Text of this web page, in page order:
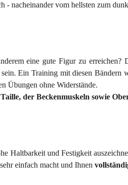
- nacheinander vom hellsten zum
eine gute Figur zu
Ein Training mit diesen Bändern
Übungen ohne Widerstände.
der Beckenmuskeln sowie
Haltbarkeit und Festigkeit
einfach macht und Ihnen